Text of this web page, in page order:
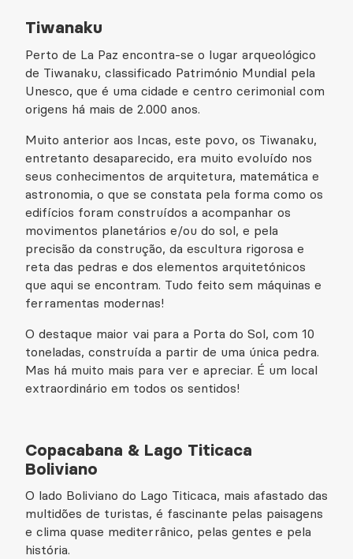
Tiwanaku
Perto de La Paz encontra-se o lugar arqueológico
de Tiwanaku, classificado Património Mundial pela
Unesco, que é uma cidade e centro cerimonial com
origens há mais de 2.000 anos.
Muito anterior aos Incas, este povo, os Tiwanaku,
entretanto desaparecido, era muito evoluído nos
seus conhecimentos de arquitetura, matemática e
astronomia, o que se constata pela forma como os
edifícios foram construídos a acompanhar os
movimentos planetários e/ou do sol, e pela
precisão da construção, da escultura rigorosa e
reta das pedras e dos elementos arquitetónicos
que aqui se encontram. Tudo feito sem máquinas e
ferramentas modernas!
O destaque maior vai para a Porta do Sol, com 10
toneladas, construída a partir de uma única pedra.
Mas há muito mais para ver e apreciar. É um local
extraordinário em todos os sentidos!
Copacabana & Lago Titicaca
Boliviano
O lado Boliviano do Lago Titicaca, mais afastado das
multidões de turistas, é fascinante pelas paisagens
e clima quase mediterrânico, pelas gentes e pela
história.